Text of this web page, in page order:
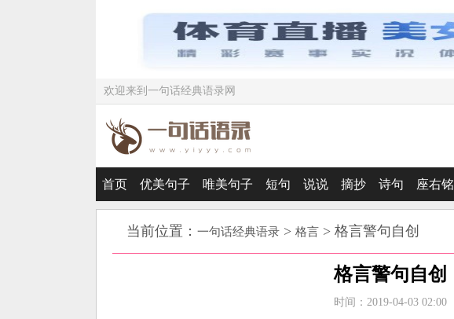
欢迎来到一句话经典语录网
首页 优美句子 唯美句子 短句 说说 摘抄 诗句 座右铭
当前位置： 一句话经典语录 > 格言 > 格言警句自创
格言警句自创
时间：2019-04-03 02:00